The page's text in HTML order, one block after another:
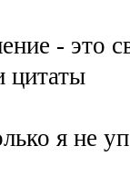
- это
цитаты
я не